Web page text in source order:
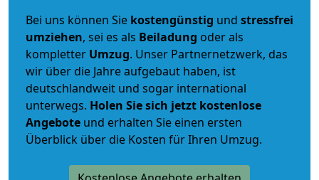
Bei uns können Sie kostengünstig und stressfrei
umziehen, sei es als Beiladung oder als
kompletter Umzug. Unser Partnernetzwerk, das
wir über die Jahre aufgebaut haben, ist
deutschlandweit und sogar international
unterwegs. Holen Sie sich jetzt kostenlose
Angebote und erhalten Sie einen ersten
Überblick über die Kosten für Ihren Umzug.